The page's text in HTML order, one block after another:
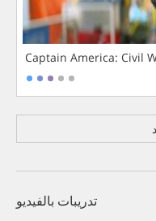
Captain America: Civil
تدريبات بالفيديو